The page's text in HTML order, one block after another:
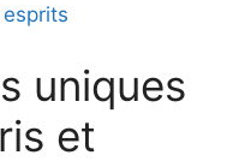
esprits
uniques
et